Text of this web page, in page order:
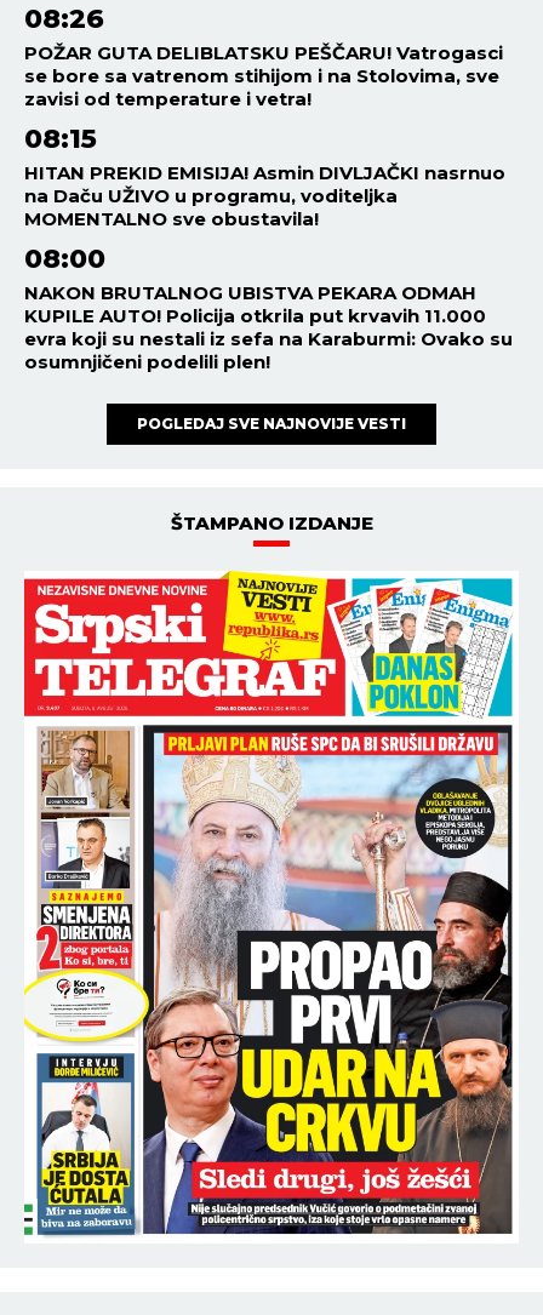
08:26
POŽAR GUTA DELIBLATSKU PEŠČARU! Vatrogasci
se bore sa vatrenom stihijom i na Stolovima, sve
zavisi od temperature i vetra!
08:15
HITAN PREKID EMISIJA! Asmin DIVLJAČKI nasrnuo
na Daču UŽIVO u programu, voditeljka
MOMENTALNO sve obustavila!
08:00
NAKON BRUTALNOG UBISTVA PEKARA ODMAH
KUPILE AUTO! Policija otkrila put krvavih 11.000
evra koji su nestali iz sefa na Karaburmi: Ovako su
osumnjičeni podelili plen!
POGLEDAJ SVE NAJNOVIJE VESTI
ŠTAMPANO IZDANJE